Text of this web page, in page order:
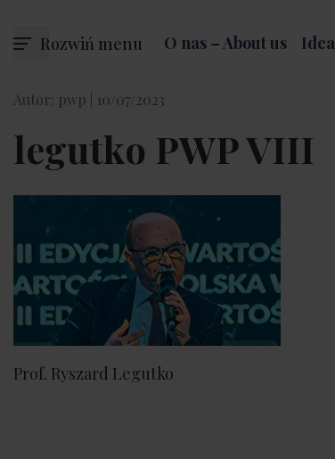
Rozwiń menu O nas – About us Idea
Autor: pwp | 10/07/2023
legutko PWP VIII
Prof. Ryszard Legutko